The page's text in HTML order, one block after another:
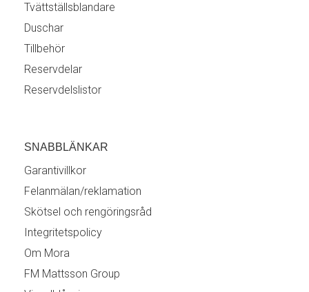
Tvättställsblandare
Duschar
Tillbehör
Reservdelar
Reservdelslistor
SNABBLÄNKAR
Garantivillkor
Felanmälan/reklamation
Skötsel och rengöringsråd
Integritetspolicy
Om Mora
FM Mattsson Group